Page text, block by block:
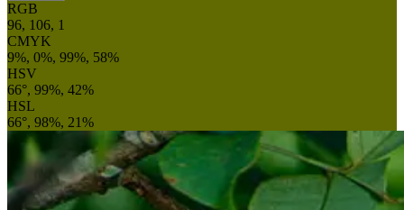
RGB
96, 106, 1
CMYK
9%, 0%, 99%, 58%
HSV
66°, 99%, 42%
HSL
66°, 98%, 21%